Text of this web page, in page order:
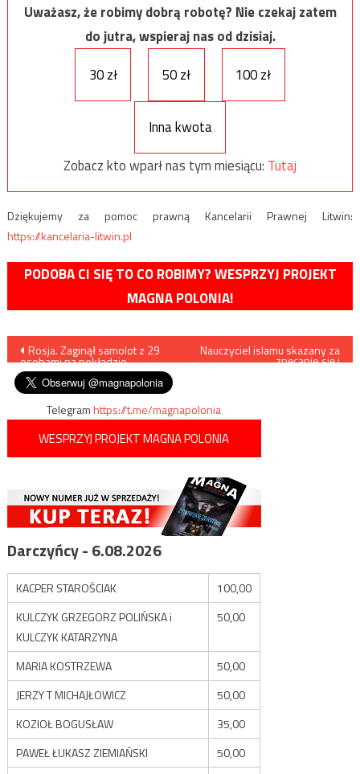
Uważasz, że robimy dobrą robotę? Nie czekaj zatem
do jutra, wspieraj nas od dzisiaj.
30 zł
50 zł 100 zł
Inna kwota
Zobacz kto wparł nas tym miesiącu: Tutaj
Dziękujemy za pomoc prawną Kancelarii Prawnej Litwin:
https://kancelaria-litwin.pl
PODOBA CI SIĘ TO CO ROBIMY? WESPRZYJ PROJEKT
MAGNA POLONIA!
Nawigacja
wpisu
Rosja. Zaginął samolot z 29
osobami na pokładzie
Nauczyciel islamu skazany za
znęcanie się i
Telegramhttps://t.me/magnapolonia
WESPRZYJ PROJEKT MAGNA POLONIA
Darczyńcy - 6.08.2026
KACPER STAROŚCIAK
100,00
KULCZYK GRZEGORZ POLIŃSKA i
KULCZYK KATARZYNA
50,00
MARIA KOSTRZEWA
50,00
JERZY T MICHAJŁOWICZ
50,00
KOZIOŁ BOGUSŁAW
35,00
PAWEŁ ŁUKASZ ZIEMIAŃSKI
50,00